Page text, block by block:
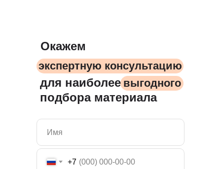
экспертную консультацию
выгодного
Окажем
для наиболее
подбора материала
+7